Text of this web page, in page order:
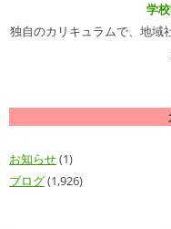
学
独自のカリキュラムで、地域
お知らせ(1)
ブログ(1,926)